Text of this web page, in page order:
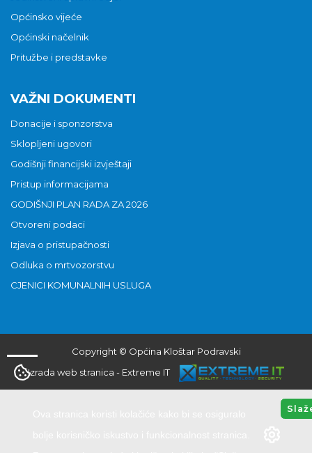
Općinsko vijeće
Općinski načelnik
Pritužbe i predstavke
VAŽNI DOKUMENTI
Donacije i sponzorstva
Sklopljeni ugovori
Godišnji financijski izvještaji
Pristup informacijama
GODIŠNJI PLAN RADA ZA 2026
Otvoreni podaci
Izjava o pristupačnosti
Odluka o mrtvozorstvu
CJENICI KOMUNALNIH USLUGA
Copyright © Općina Kloštar Podravski
Izrada web stranica - Extreme IT